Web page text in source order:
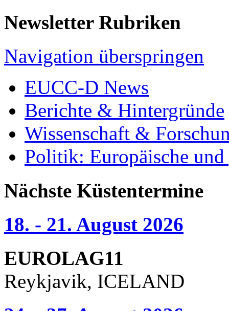
Newsletter Rubriken
Navigation überspringen
EUCC-D News
Berichte & Hintergründe
Wissenschaft &
Politik: Europäische
Nächste Küstentermine
18. - 21. August 2026
EUROLAG11
Reykjavik, ICELAND